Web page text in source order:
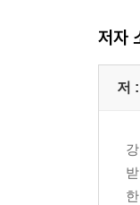
저자
저 :